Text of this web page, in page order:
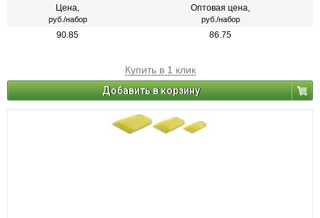
Цена,
руб./набор
Оптовая цена,
руб./набор
90.85 86.75
Купить в 1 клик
Добавить в корзину